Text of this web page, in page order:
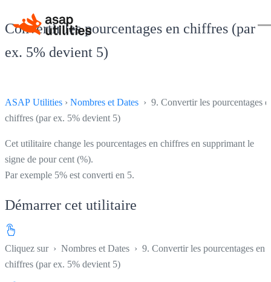
Convertir les pourcentages en chiffres (par
ex. 5% devient 5)
ASAP Utilities › Nombres et Dates › 9. Convertir les pourcentages
chiffres (par ex. 5% devient 5)
Cet utilitaire change les pourcentages en chiffres en supprimant le
signe de pour cent (%).
Par exemple 5% est converti en 5.
Démarrer cet utilitaire
Cliquez sur › Nombres et Dates › 9. Convertir les pourcentages en
chiffres (par ex. 5% devient 5)